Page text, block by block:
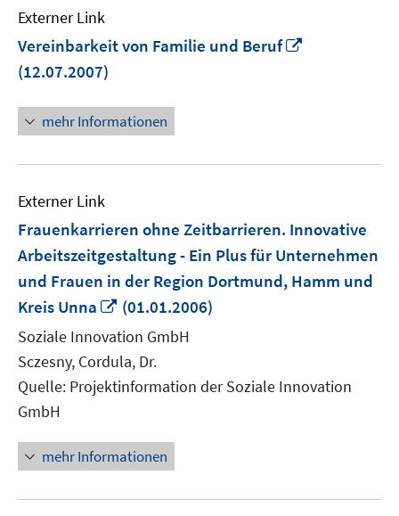
Externer Link
Vereinbarkeit von Familie und Beruf
(12.07.2007)
mehr Informationen
Externer Link
Frauenkarrieren ohne Zeitbarrieren. Innovative
Arbeitszeitgestaltung - Ein Plus für Unternehmen
und Frauen in der Region Dortmund, Hamm und
Kreis Unna
In
neuem
Fenster
öffnen
(01.01.2006)
Soziale Innovation GmbH
Sczesny, Cordula, Dr.
Quelle: Projektinformation der Soziale Innovation
GmbH
mehr Informationen